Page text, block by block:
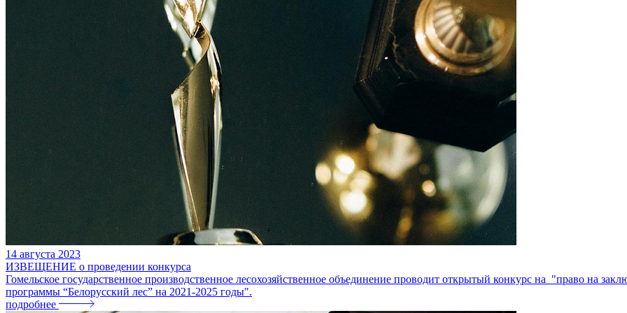
14 августа 2023
ИЗВЕЩЕНИЕ о проведении конкурса
Гомельское государственное производственное лесохозяйственное объединение проводит открытый конкурс на "право на
программы “Белорусский лес” на 2021-2025 годы".
подробнее